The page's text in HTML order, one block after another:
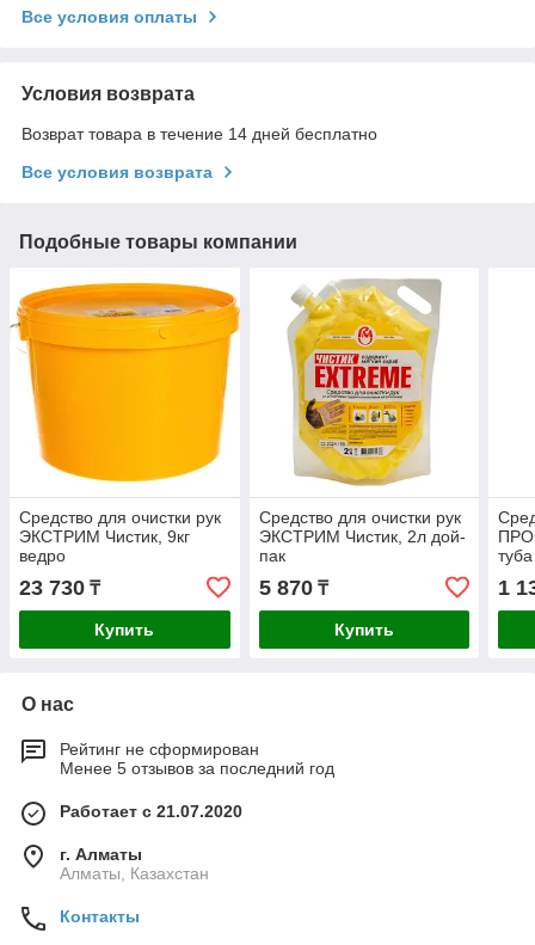
Все условия оплаты
Условия возврата
Возврат товара в течение 14 дней бесплатно
Все условия возврата
Подобные товары компании
Средство для очистки рук
ЭКСТРИМ Чистик, 9кг
ведро
23 730 ₸
Купить
Средство для очистки рук
ЭКСТРИМ Чистик, 2л дой-
пак
5 870₸
Купить
туба
1
О нас
Рейтинг не сформирован
Менее 5 отзывов за последний год
Работает с 21.07.2020
г. Алматы
Алматы, Казахстан
Контакты